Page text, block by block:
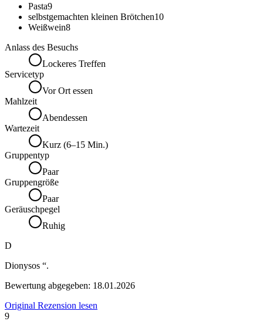
Pasta9
selbstgemachten kleinen Brötchen10
Weißwein8
Anlass des Besuchs
Lockeres Treffen
Servicetyp
Vor Ort essen
Mahlzeit
Abendessen
Wartezeit
Kurz (6–15 Min.)
Gruppentyp
Paar
Gruppengröße
Paar
Geräuschpegel
Ruhig
D
Dionysos “.
Bewertung abgegeben: 18.01.2026
Original Rezension lesen
9